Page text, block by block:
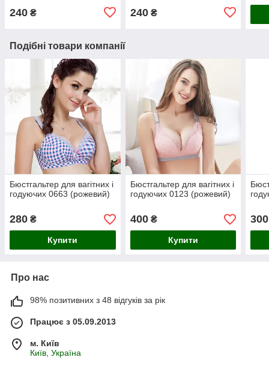
240 ₴ 240₴
Подібні товари компанії
Бюстгальтер для вагітних і
годуючих 0663 (рожевий)
280 ₴
Купити
Бюстгальтер для вагітних і
годуючих 0123 (рожевий)
400₴
Купити
300
Про нас
98% позитивних з 48 відгуків за рік
Працює з 05.09.2013
м. Київ
Київ, Україна